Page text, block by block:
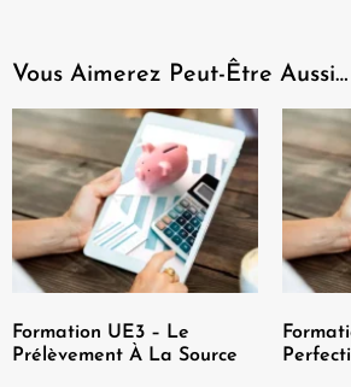
Vous Aimerez Peut-Être Aussi…
Formation UE3 – Le
Prélèvement À La Source